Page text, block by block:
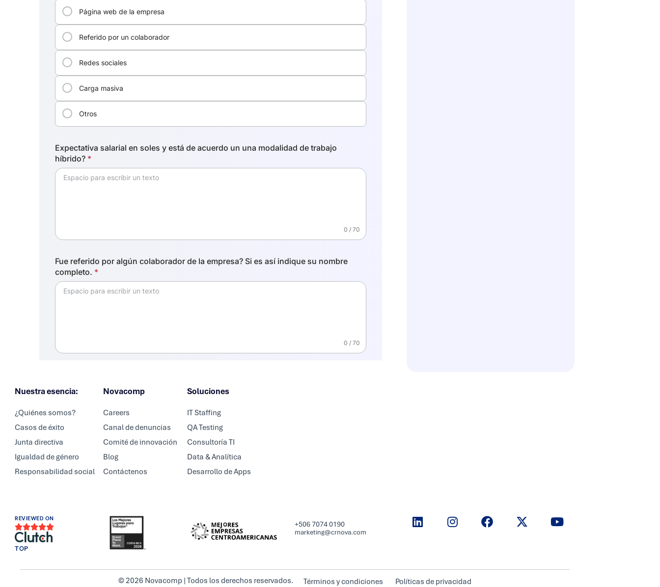
Nuestra esencia:
¿Quiénes somos?
Casos de éxito
Junta directiva
Igualdad de género
Responsabilidad social
Novacomp
Careers
Canal de denuncias
Comité de innovación
Blog
Contáctenos
Soluciones
IT Staffing
QA Testing
Consultoría TI
Data & Analítica
Desarrollo de Apps
REVIEWED ON

TOP
+506 7074 0190
marketing@crnova.com
© 2026 Novacomp | Todos los derechos reservados. Términos y condiciones Políticas de privacidad